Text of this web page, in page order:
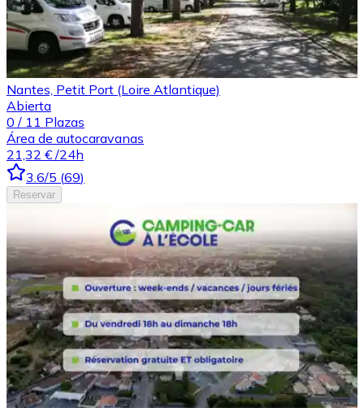
Nantes, Petit Port (Loire Atlantique)
Abierta
0 / 11 Plazas
Área de autocaravanas
21,32 € /24h
3.6/5 (69)
Reservar